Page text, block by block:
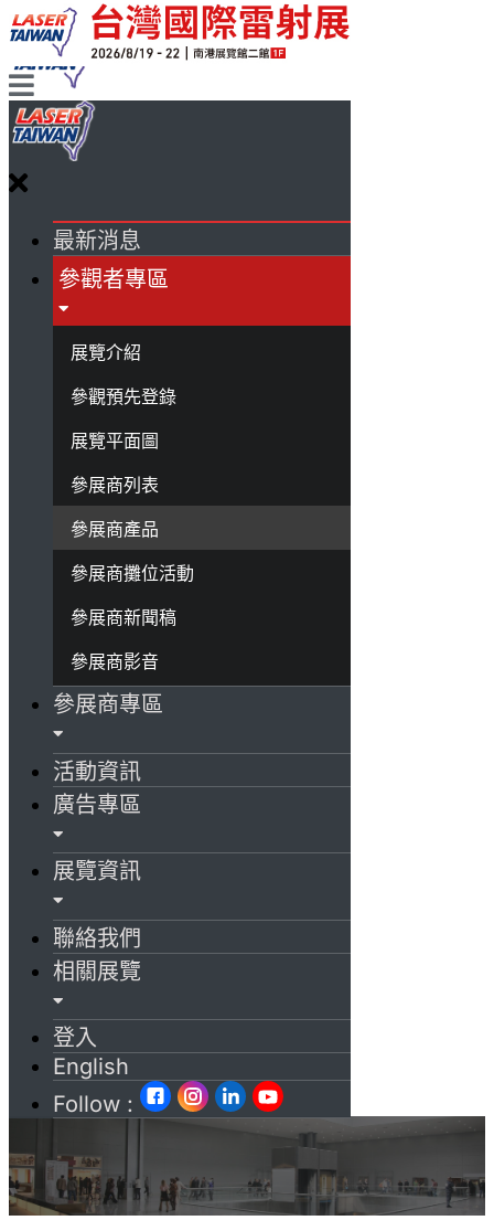
最新消息
參觀者專區
展覽介紹
參觀預先登錄
展覽平面圖
參展商列表
參展商產品
參展商攤位活動
參展商新聞稿
參展商影音
參展商專區
活動資訊
廣告專區
展覽資訊
聯絡我們
相關展覽
登入
English
Follow :